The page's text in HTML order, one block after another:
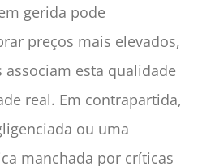
gerida pode
preços mais elevados,
esta qualidade
real. Em contrapartida,
ou uma
manchada por críticas